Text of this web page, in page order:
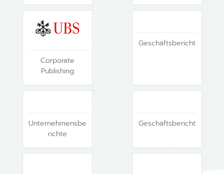
Corporate
Publishing
Geschäftsbericht
Unternehmensbe
richte
Geschäftsbericht